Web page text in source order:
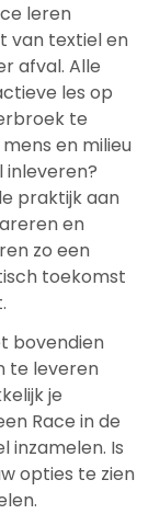
leren
van textiel en
afval. Alle
les op
te
en milieu
inleveren?
praktijk aan
en
zo een
toekomst
bovendien
te leveren
je
Race in de
inzamelen. Is
opties te zien